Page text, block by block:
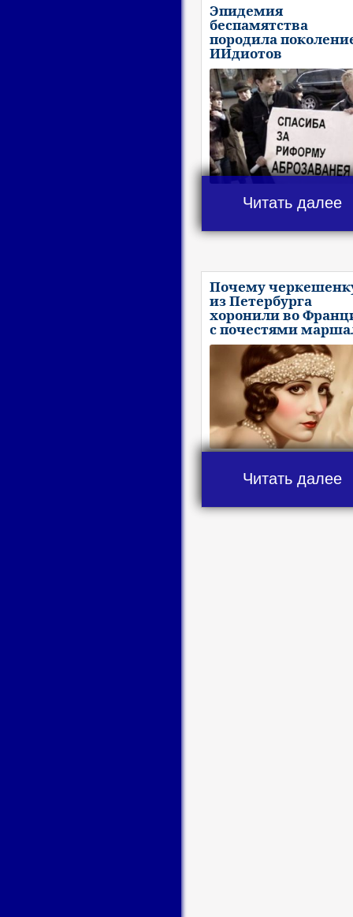
Эпидемия
беспамятства
породила
ИИдиотов
Читать далее
Почему
из Петербурга
хоронили во
с почестями
Читать далее